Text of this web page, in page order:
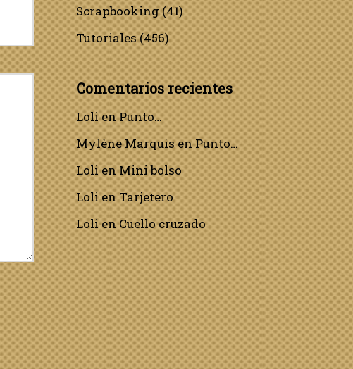
Scrapbooking(41)
Tutoriales(456)
Comentarios recientes
LolienPunto…
Mylène MarquisenPunto…
LolienMini bolso
LolienTarjetero
LolienCuello cruzado